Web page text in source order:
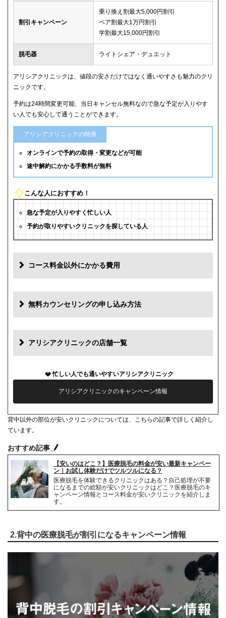
割引キャンペーン
乗り換え割最大5,000円割引
ペア割最大1万円割引
学割最大15,000円割引
脱毛器 ライトシェア・デュエット
アリシアクリニックは、値段の安さだけではなく通いやすさも魅力のクリ
ニックです。
予約は24時間変更可能、当日キャンセル無料なので急な予定が入りやす
い人でも安心して通うことができます。
アリシアクリニックの特徴
オンラインで予約の取得・変更などが可能
途中解約にかかる手数料が無料
こんな人におすすめ！
急な予定が入りやすく忙しい人
予約が取りやすいクリニックを探している人
コース料金以外にかかる費用
初診料 0円
再診料 0円
薬代 0円
シェービング代 0円
麻酔代 3,000円(必要な人のみ)
キャンセル料
解約事務手数料 無料
無料カウンセリングの申し込み方法
アリシアクリニックの店舗一覧
忙しい人でも通いやすいアリシアクリニック
アリシアクリニックのキャンペーン情報
背中以外の部位が安いクリニックについては、こちらの記事で詳しく紹介し
ています。
おすすめ記事
【安いのはどこ？】医療脱毛の料金が安い最新キャンペー
ン｜お試し体験だけでツルツルになる？
医療脱毛を体験できるクリニックはある？自己処理が不要
になるまでの総額が安いクリニックはどこ？医療脱毛のキ
ャンペーン情報とコース料金が安いクリニックを紹介しま
す。
2.背中の医療脱毛が割引になるキャンペーン情報